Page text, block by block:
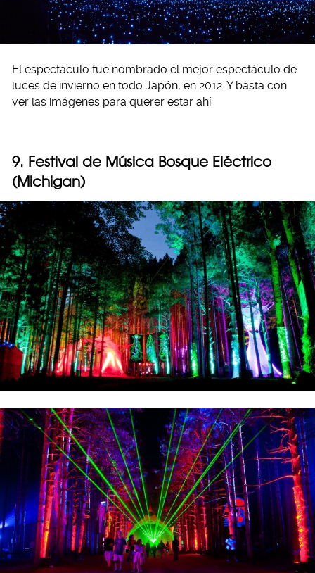
El espectáculo fue nombrado el mejor espectáculo de
luces de invierno en todo Japón, en 2012. Y basta con
ver las imágenes para querer estar ahí.
9. Festival de Música Bosque Eléctrico
(Michigan)